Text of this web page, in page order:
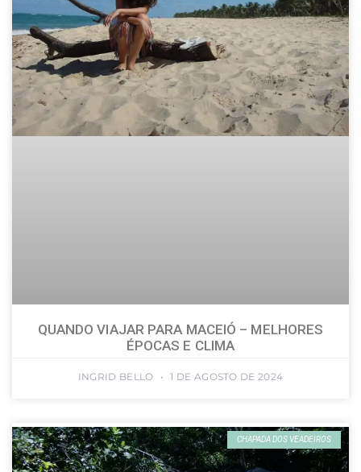
QUANDO VIAJAR PARA MACEIÓ – MELHORES
ÉPOCAS E CLIMA
INGRID BELLO 1 DE AGOSTO DE 2024
CHAPADA DOS VEADEIROS